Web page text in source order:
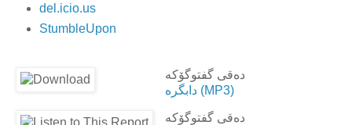
del.icio.us
StumbleUpon
دابگره (MP3)